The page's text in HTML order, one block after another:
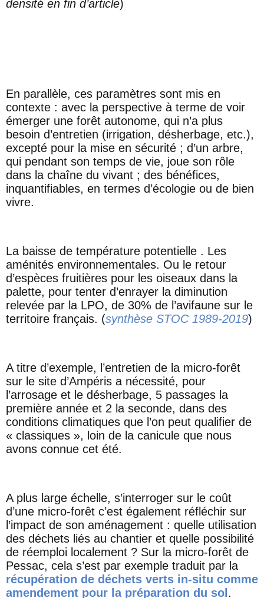
densité en fin d’article)
En parallèle, ces paramètres sont mis en
contexte : avec la perspective à terme de voir
émerger une forêt autonome, qui n’a plus
besoin d’entretien (irrigation, désherbage, etc.),
excepté pour la mise en sécurité ; d’un arbre,
qui pendant son temps de vie, joue son rôle
dans la chaîne du vivant ; des bénéfices,
inquantifiables, en termes d’écologie ou de bien
vivre.
La baisse de température potentielle . Les
aménités environnementales. Ou le retour
d’espèces fruitières pour les oiseaux dans la
palette, pour tenter d’enrayer la diminution
relevée par la LPO, de 30% de l’avifaune sur le
territoire français. (synthèse STOC 1989-2019)
A titre d’exemple, l’entretien de la micro-forêt
sur le site d’Ampéris a nécessité, pour
l’arrosage et le désherbage, 5 passages la
première année et 2 la seconde, dans des
conditions climatiques que l’on peut qualifier de
« classiques », loin de la canicule que nous
avons connue cet été.
A plus large échelle, s’interroger sur le coût
d’une micro-forêt c’est également réfléchir sur
l’impact de son aménagement : quelle utilisation
des déchets liés au chantier et quelle possibilité
de réemploi localement ? Sur la micro-forêt de
Pessac, cela s’est par exemple traduit par la
récupération de déchets verts in-situ comme
amendement pour la préparation du sol .